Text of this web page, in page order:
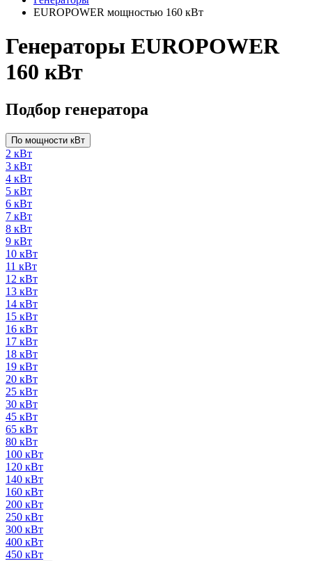
EUROPOWER мощностью 160 кВт
Генераторы EUROPOWER
160 кВт
Подбор генератора
По мощности кВт
2 кВт
3 кВт
4 кВт
5 кВт
6 кВт
7 кВт
8 кВт
9 кВт
10 кВт
11 кВт
12 кВт
13 кВт
14 кВт
15 кВт
16 кВт
17 кВт
18 кВт
19 кВт
20 кВт
25 кВт
30 кВт
45 кВт
65 кВт
80 кВт
100 кВт
120 кВт
140 кВт
160 кВт
200 кВт
250 кВт
300 кВт
400 кВт
450 кВт